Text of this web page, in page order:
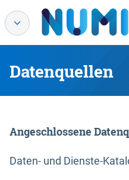
Datenquellen
Angeschlossene
Daten- und Dienste-